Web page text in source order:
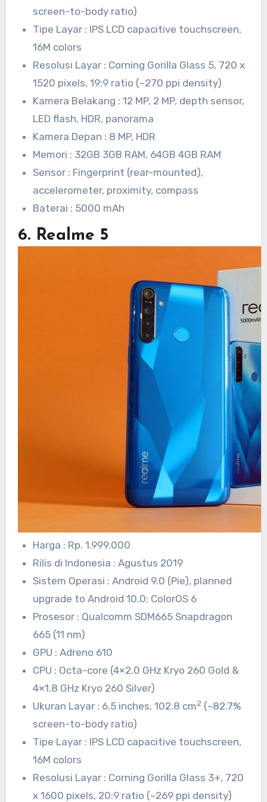
screen-to-body ratio)
Tipe Layar : IPS LCD capacitive touchscreen,
16M colors
Resolusi Layar : Corning Gorilla Glass 5, 720 x
1520 pixels, 19:9 ratio (~270 ppi density)
Kamera Belakang : 12 MP, 2 MP, depth sensor,
LED flash, HDR, panorama
Kamera Depan : 8 MP, HDR
Memori : 32GB 3GB RAM, 64GB 4GB RAM
Sensor : Fingerprint (rear-mounted),
accelerometer, proximity, compass
Baterai : 5000 mAh
6. Realme 5
Harga : Rp. 1.999.000
Rilis di Indonesia : Agustus 2019
Sistem Operasi : Android 9.0 (Pie), planned
upgrade to Android 10.0; ColorOS 6
Prosesor : Qualcomm SDM665 Snapdragon
665 (11 nm)
GPU : Adreno 610
CPU : Octa-core (4×2.0 GHz Kryo 260 Gold &
4×1.8 GHz Kryo 260 Silver)
Ukuran Layar : 6.5 inches, 102.8 cm2 (~82.7%
screen-to-body ratio)
Tipe Layar : IPS LCD capacitive touchscreen,
16M colors
Resolusi Layar : Corning Gorilla Glass 3+, 720
x 1600 pixels, 20:9 ratio (~269 ppi density)